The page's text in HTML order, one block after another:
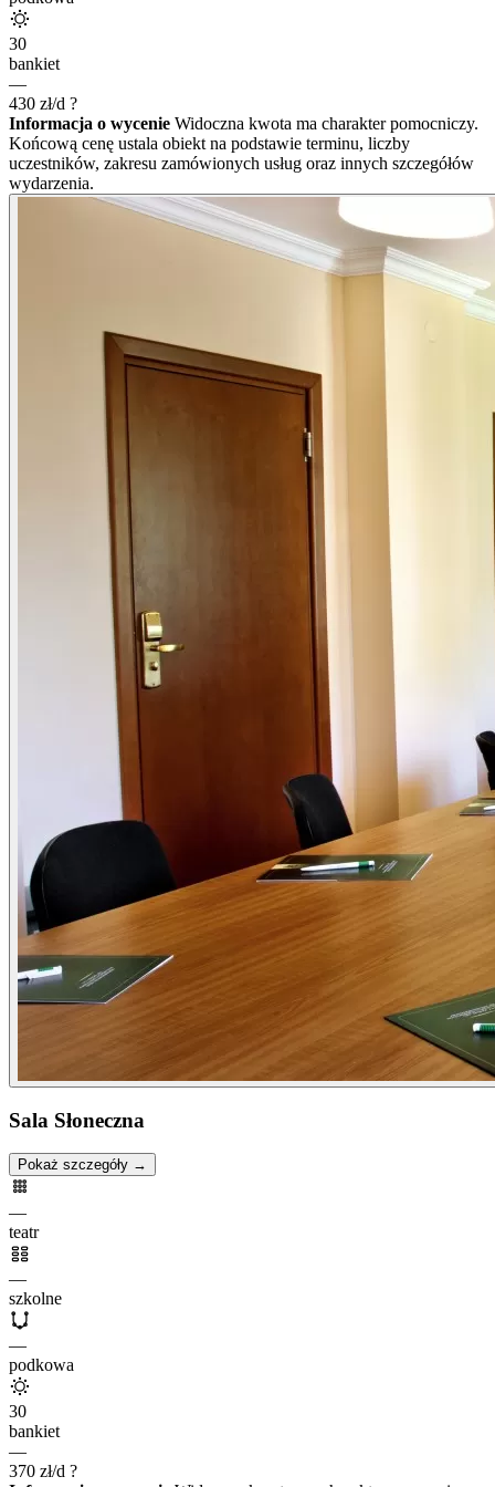
30
bankiet
—
430 zł/d ?
Informacja o wycenie Widoczna kwota ma charakter pomocniczy.
Końcową cenę ustala obiekt na podstawie terminu, liczby
uczestników, zakresu zamówionych usług oraz innych szczegółów
wydarzenia.
Sala Słoneczna
Pokaż szczegóły →
—
teatr
—
szkolne
—
podkowa
30
bankiet
—
370 zł/d ?